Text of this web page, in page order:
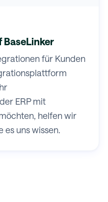
BaseLinker
für Kunden
ERP mit
helfen wir
es uns wissen.